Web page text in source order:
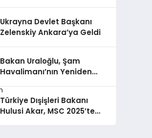
Ukrayna Devlet Başkanı
Zelenskiy Ankara’ya Geldi
Bakan Uraloğlu, Şam
Havalimanı’nın Yeniden
Türkiye Dışişleri Bakanı
Hulusi Akar, MSC 2025’te